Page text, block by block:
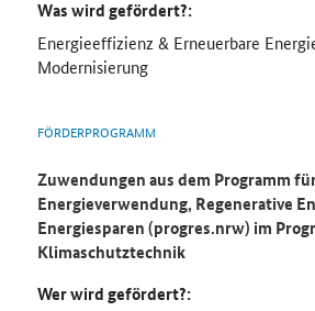
Was wird gefördert?:
Energieeffizienz & Erneuerbare
Modernisierung
FÖRDERPROGRAMM
Zuwendungen aus dem Programm
Energieverwendung, Regenerative
Energiesparen (progres.nrw) im
Klimaschutztechnik
Wer wird gefördert?: